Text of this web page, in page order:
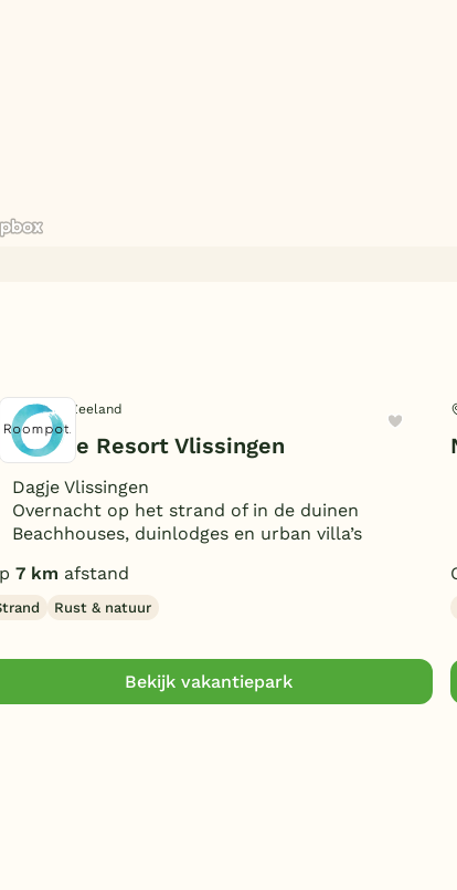
Vlissingen, Zeeland
Resort Vlissingen
Dagje Vlissingen
Overnacht op het strand of in de duinen
Beachhouses, duinlodges en urban villa’s
7 km afstand
Rust & natuur
Bekijk vakantiepark